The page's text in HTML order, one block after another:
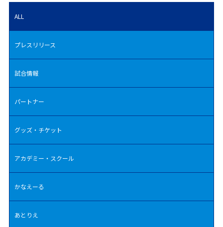
ALL
プレスリリース
試合情報
パートナー
グッズ・チケット
アカデミー・スクール
かなえーる
あとりえ